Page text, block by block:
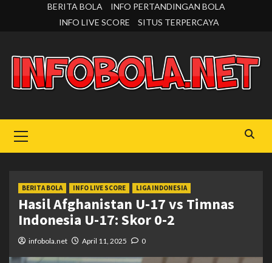
BERITA BOLA
INFO PERTANDINGAN BOLA
INFO LIVE SCORE
SITUS TERPERCAYA
Menu
BERITA BOLA INFO LIVE SCORE LIGA INDONESIA
Hasil Afghanistan U-17 vs Timnas
Indonesia U-17: Skor 0-2
infobola.net April 11, 2025 0